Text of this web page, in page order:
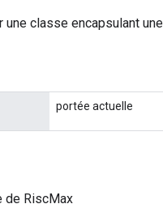
classe encapsulant
portée actuelle
de RiscMax